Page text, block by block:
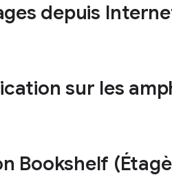
depuis
sur les
Bookshelf